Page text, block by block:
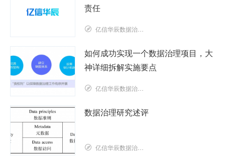
责任
亿信华辰数据治理研究院
如何成功实现一个数据治理项目，大
神详细拆解实施要点
亿信华辰数据治理研究院
数据治理研究述评
亿信华辰数据治理研究院